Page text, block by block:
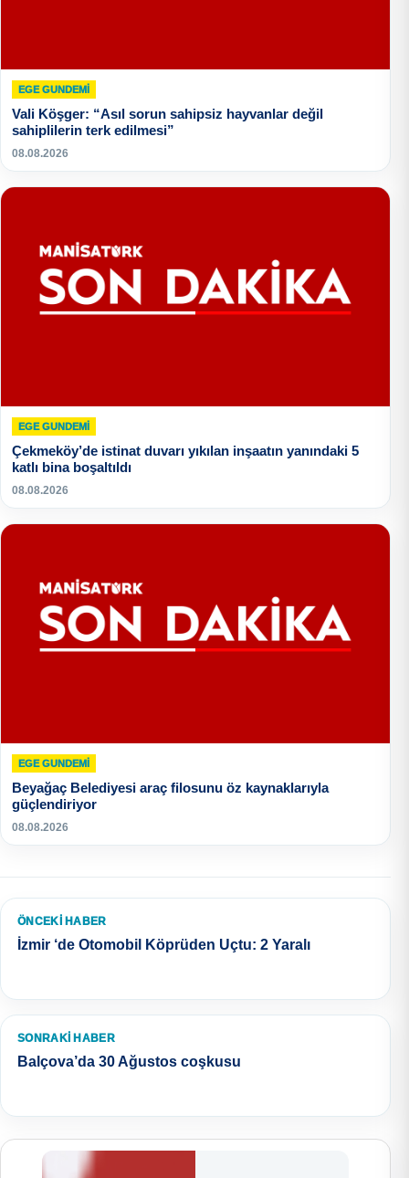
EGE GUNDEMİ
Vali Köşger: “Asıl sorun sahipsiz hayvanlar değil
sahiplilerin terk edilmesi”
08.08.2026
EGE GUNDEMİ
Çekmeköy’de istinat duvarı yıkılan inşaatın yanındaki 5
katlı bina boşaltıldı
08.08.2026
EGE GUNDEMİ
Beyağaç Belediyesi araç filosunu öz kaynaklarıyla
güçlendiriyor
08.08.2026
ÖNCEKI HABER
İzmir ‘de Otomobil Köprüden Uçtu: 2 Yaralı
SONRAKI HABER
Balçova’da 30 Ağustos coşkusu